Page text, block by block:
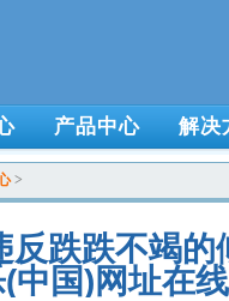
产品中心 解决
>
反跌跌不竭的
中国)网址在线